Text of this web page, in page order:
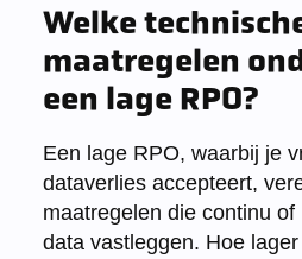
Welke
maatregelen
een lage RPO?
Een lage RPO, waarbij je
dataverlies accepteert,
maatregelen die continu
data vastleggen. Hoe